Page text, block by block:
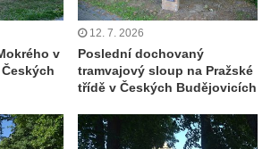
Ploučnicí
na hřbitově v Benešově
Sommera na hřbitově v
Janiche na hřbitově v
v
12. 7. 2026
Poslední dochovaný
tramvajový sloup na Pražské
třídě v Českých Budějovicích